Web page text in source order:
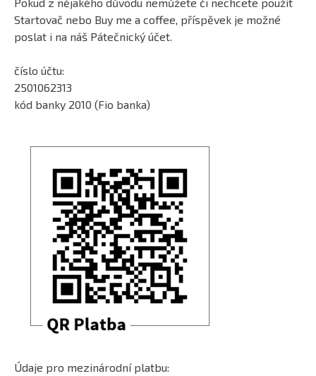
Startovač nebo Buy me a coffee, příspěvek je možné
poslat i na náš Pátečnický účet.
číslo účtu:
2501062313
kód banky 2010 (Fio banka)
Údaje pro mezinárodní platbu: